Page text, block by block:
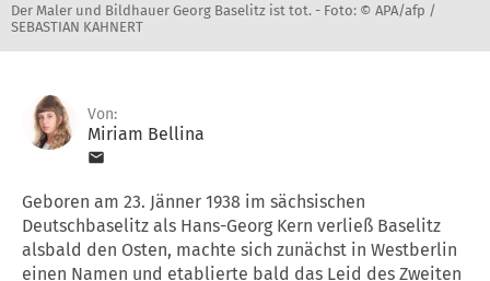
Der Maler und Bildhauer Georg Baselitz ist tot. - Foto: © APA/afp /
SEBASTIAN KAHNERT
Von:
Miriam Bellina
Geboren am 23. Jänner 1938 im sächsischen
Deutschbaselitz als Hans-Georg Kern verließ Baselitz
alsbald den Osten, machte sich zunächst in Westberlin
einen Namen und etablierte bald das Leid des Zweiten